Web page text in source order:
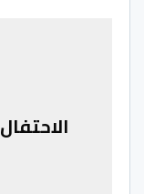
الاحتفال